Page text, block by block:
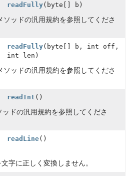
readFully(byte[] b)
ソッドの汎用規約を参照してくださ
readFully(byte[] b, int off,
int len)
ソッドの汎用規約を参照してくださ
readInt ()
ッドの汎用規約を参照してくださ
readLine()
字に正しく変換しません。